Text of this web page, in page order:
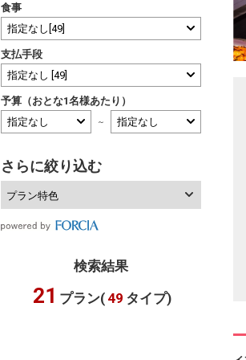
食事
支払手段
予算（おとな1名様あたり）
～
さらに絞り込む
プラン特色
検索結果
21 プラン( 49 タイプ)